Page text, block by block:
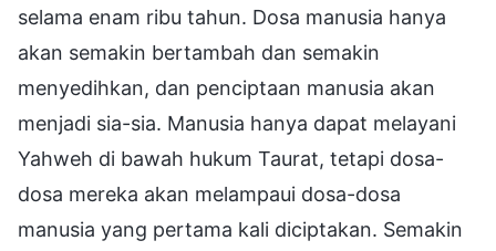
selama enam ribu tahun. Dosa manusia hanya
akan semakin bertambah dan semakin
menyedihkan, dan penciptaan manusia akan
menjadi sia-sia. Manusia hanya dapat melayani
Yahweh di bawah hukum Taurat, tetapi dosa-
dosa mereka akan melampaui dosa-dosa
manusia yang pertama kali diciptakan. Semakin